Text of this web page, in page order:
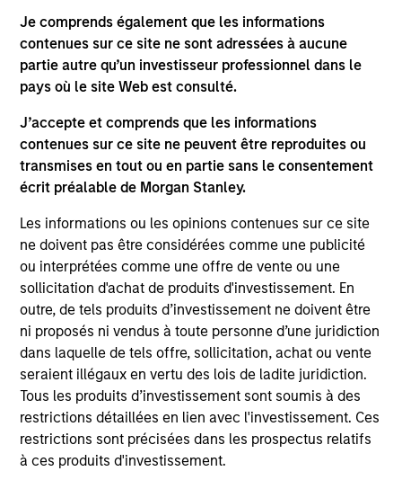
Je comprends également que les informations
contenues sur ce site ne sont adressées à aucune
partie autre qu’un investisseur professionnel dans le
pays où le site Web est consulté.
J’accepte et comprends que les informations
contenues sur ce site ne peuvent être reproduites ou
transmises en tout ou en partie sans le consentement
écrit préalable de Morgan Stanley.
Les informations ou les opinions contenues sur ce site
ne doivent pas être considérées comme une publicité
ou interprétées comme une offre de vente ou une
sollicitation d'achat de produits d'investissement. En
outre, de tels produits d’investissement ne doivent être
ni proposés ni vendus à toute personne d’une juridiction
dans laquelle de tels offre, sollicitation, achat ou vente
seraient illégaux en vertu des lois de ladite juridiction.
Tous les produits d’investissement sont soumis à des
restrictions détaillées en lien avec l'investissement. Ces
restrictions sont précisées dans les prospectus relatifs
à ces produits d'investissement.
Differentiators
1
Aligned with Clients
Counterpoint Global’s long-term incentive compensation
program requires investors to allocate a significant
portion of deferred compensation into the portfolios they
manage.
2